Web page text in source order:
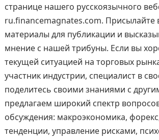
странице нашего русскоязычного
ru.financemagnates.com. Присылайте
материалы для публикации и
мнение с нашей трибуны. Если вы
текущей ситуацией на торговых
участник индустрии, специалист в
поделитесь своими знаниями с
предлагаем широкий спектр
обсуждения: макроэкономика,
тенденции, управление рисками,